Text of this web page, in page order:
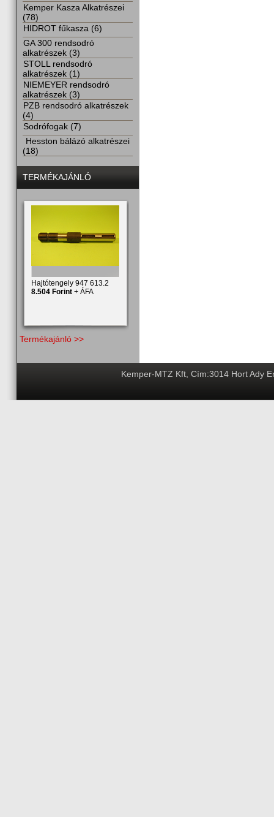
Kemper Kasza Alkatrészei
(78)
HIDROT fűkasza (6)
GA 300 rendsodró
alkatrészek (3)
STOLL rendsodró
alkatrészek (1)
NIEMEYER rendsodró
alkatrészek (3)
PZB rendsodró alkatrészek
(4)
Sodrófogak (7)
Hesston bálázó alkatrészei
(18)
TERMÉKAJÁNLÓ
Hajtótengely 947 613.2
8.504 Forint + ÁFA
Termékajánló >>
Kemper-MTZ Kft, Cím:3014 Hort Ady